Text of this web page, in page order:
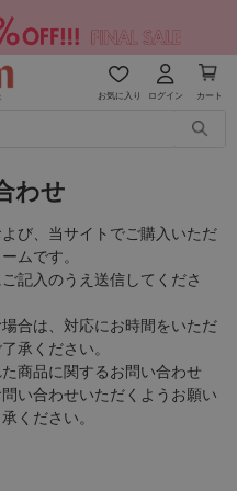
お気に入り ログイン カート
わせ
び、当サイトでご購入いただ
ムです。
記入のうえ送信してくださ
合は、対応にお時間をいただ
承ください。
商品に関するお問い合わせ
い合わせいただくようお願い
ください。